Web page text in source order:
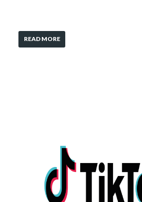
READ MORE